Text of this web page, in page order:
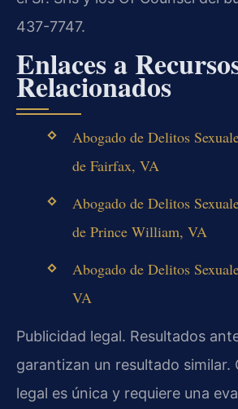
437-7747.
Enlaces a
Relacionados
Abogado de Delitos
de Fairfax, VA
Abogado de Delitos
de Prince William, VA
Abogado de Delitos
VA
Publicidad legal. Resultados
garantizan un resultado similar.
legal es única y requiere una